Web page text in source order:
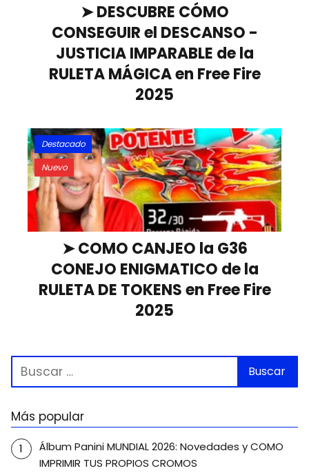
➤ DESCUBRE CÓMO
CONSEGUIR el DESCANSO -
JUSTICIA IMPARABLE de la
RULETA MÁGICA en Free Fire
2025
Destacado
Nuevo
➤ COMO CANJEO la G36
CONEJO ENIGMATICO de la
RULETA DE TOKENS en Free Fire
2025
Más popular
Álbum Panini MUNDIAL 2026: Novedades y COMO
IMPRIMIR TUS PROPIOS CROMOS